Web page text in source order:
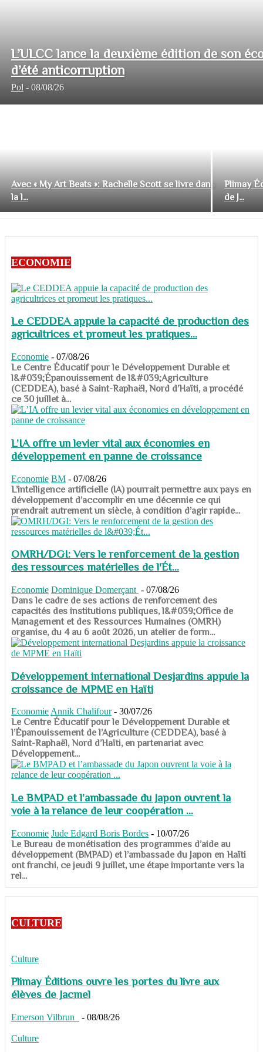
L’ULCC lance la deuxième édition de son
d’été anticorruption
Pol - 08/08/26
Avec « My Art Beats »: Rachelle Scott se livre dans
la l...
Plimay
de J...
ECONOMIE
Le CEDDEA appuie la capacité de production des
agricultrices et promeut les pratiques...
Economie - 07/08/26
​​​​​​​Le Centre Éducatif pour le Développement Durable et
l&#039;Épanouissement de l&#039;Agriculture
(CEDDEA), basé à Saint-Raphaël, Nord d’Haïti, a procédé
ce 30 juillet à...
L’IA offre un levier vital aux économies en
développement en panne de croissance
Economie BM - 07/08/26
​​​​​​​L’intelligence artificielle (IA) pourrait permettre aux pays en
développement d’accomplir en une décennie ce qui
prendrait autrement un siècle, à condition d’agir rapide...
OMRH/DGI: Vers le renforcement de la gestion
des ressources matérielles de l'Ét...
Economie Dominique Domerçant - 07/08/26
Dans le cadre de ses actions de renforcement des
capacités des institutions publiques, l&#039;Office de
Management et des Ressources Humaines (OMRH)
organise, du 4 au 6 août 2026, un atelier de form...
Développement international Desjardins appuie la
croissance de MPME en Haïti
Economie Annik Chalifour - 30/07/26
​​​​​​​Le Centre Éducatif pour le Développement Durable et
l’Épanouissement de l’Agriculture (CEDDEA), basé à
Saint-Raphaël, Nord d’Haïti, en partenariat avec
Développement...
Le BMPAD et l’ambassade du Japon ouvrent la
voie à la relance de leur coopération ...
Economie Jude Edgard Boris Bordes - 10/07/26
​​​​​​​Le Bureau de monétisation des programmes d’aide au
développement (BMPAD) et l’ambassade du Japon en Haïti
ont franchi, ce jeudi 9 juillet, une étape importante vers la
rel...
CULTURE
Culture
Plimay Éditions ouvre les portes du livre aux
élèves de Jacmel
Emerson Vilbrun - 08/08/26
Culture